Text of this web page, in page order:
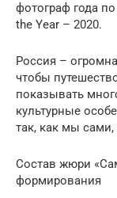
фотограф года
the Year – 2020.
Россия –
чтобы
показывать
культурные
так, как мы
Состав жюри
формирования